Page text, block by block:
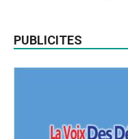
PUBLICITES